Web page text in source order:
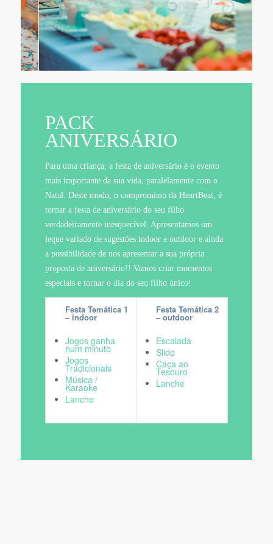
PACK
ANIVERSÁRIO
Para uma criança, a festa de aniversário é o evento
mais importante da sua vida, paralelamente com o
Natal. Deste modo, o compromisso da HeartBeat, é
tornar a festa de aniversário do seu filho
verdadeiramente inesquecível. Apresentamos um
leque variado de sugestões indoor e outdoor e ainda
a possibilidade de nos apresentar a sua própria
proposta de aniversário!! Vamos criar momentos
especiais e tornar o dia do seu filho único!
Festa Temática 1
– indoor
Jogos ganha
num minuto
Jogos
Tradicionais
Música /
Karaoke
Lanche
Festa Temática 2
– outdoor
Escalada
Slide
Caça ao
Tesouro
Lanche